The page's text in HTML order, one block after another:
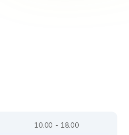
10.00 - 18.00